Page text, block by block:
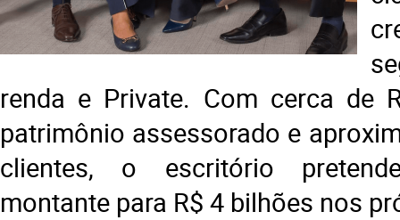
renda e Private. Com cerca de
patrimônio assessorado e
clientes, o escritório
montante para R$ 4 bilhões nos